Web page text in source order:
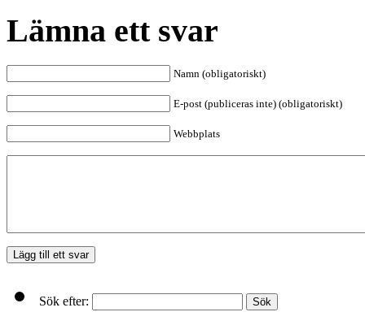
Lämna ett svar
Namn (obligatoriskt)
E-post (publiceras inte) (obligatoriskt)
Webbplats
Sök efter: